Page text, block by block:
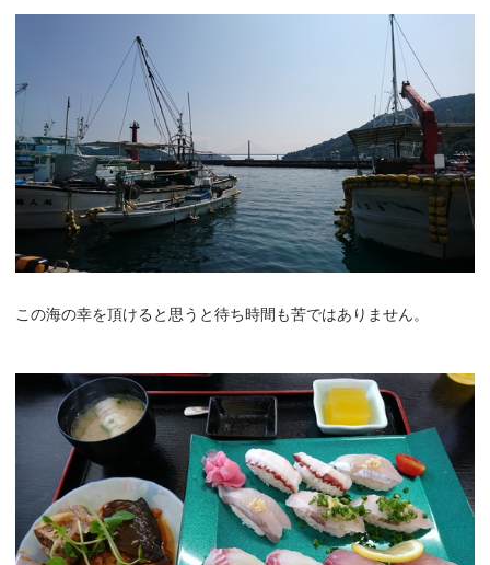
この海の幸を頂けると思うと待ち時間も苦ではありません。